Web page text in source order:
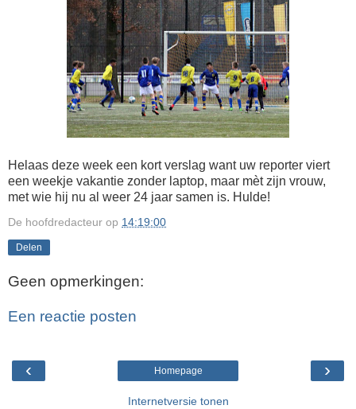
Helaas deze week een kort verslag want uw reporter viert
een weekje vakantie zonder laptop, maar mèt zijn vrouw,
met wie hij nu al weer 24 jaar samen is. Hulde!
De hoofdredacteur op 14:19:00
Delen
Geen opmerkingen:
Een reactie posten
‹ ›
Homepage
Internetversie tonen